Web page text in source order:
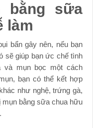
bằng sữa
làm
bẩn gây nên, nếu bạn
sẽ giúp bạn ức chế tình
và mụn bọc một cách
bạn có thể kết hợp
như nghệ, trứng gà,
bằng sữa chua hữu